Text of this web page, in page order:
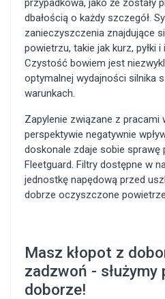
przypadkowa, jako że zostały
dbałością o każdy szczegół.
zanieczyszczenia znajdujące
powietrzu, takie jak kurz, pyłki
Czystość bowiem jest
optymalnej wydajności silnika
warunkach.
Zapylenie związane z pracami
perspektywie negatywnie
doskonale zdaje sobie sprawę
Fleetguard. Filtry dostępne w
jednostkę napędową przed
dobrze oczyszczone
Masz kłopot z
zadzwoń - służymy
doborze!